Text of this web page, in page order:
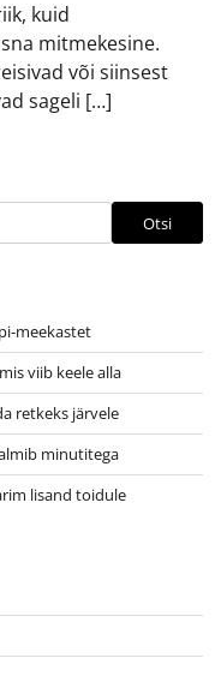
kuid
mitmekesine.
või siinsest
sageli […]
Otsi
meekastet
viib keele alla
retkeks järvele
minutitega
lisand toidule